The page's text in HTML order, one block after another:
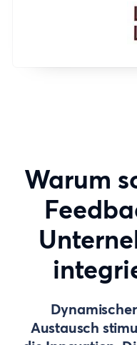
Warum
Austausch